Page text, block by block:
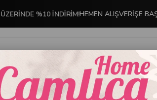
%10 İNDİRİM! HEMEN ALIŞVERİŞE
DEKORASYON TABLO